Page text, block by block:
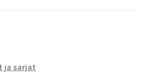
ja sarjat